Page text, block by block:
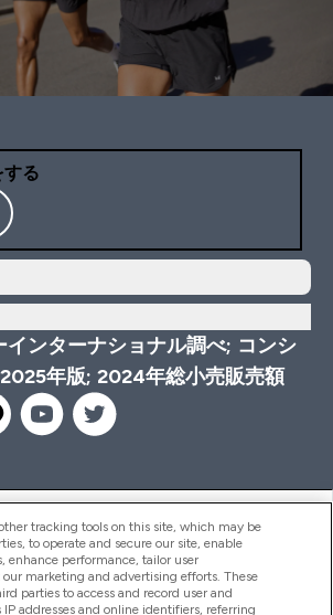
する
インターナショナル調べ; コンシ
年版; 2024年総小売販売額
tracking tools on this site, which may be
to operate and secure our site, enable
enhance performance, tailor user
marketing and advertising efforts. These
parties to access and record user and
addresses and online identifiers, referring